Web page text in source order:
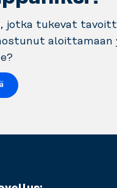
tukevat
aloittamaan